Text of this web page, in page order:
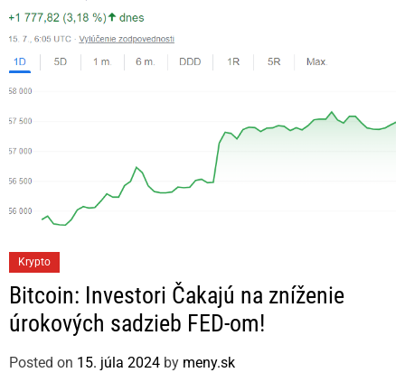
e
t
e
o
Krypto
Bitcoin: Investori Čakajú na zníženie
úrokových sadzieb FED-om!
Posted on 15. júla 2024 by meny.sk